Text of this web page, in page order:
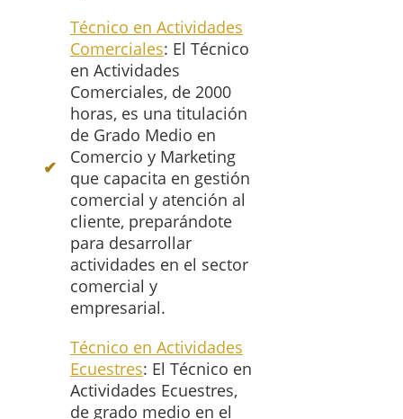
Técnico en Actividades
Comerciales: El Técnico
en Actividades
Comerciales, de 2000
horas, es una titulación
de Grado Medio en
Comercio y Marketing
que capacita en gestión
comercial y atención al
cliente, preparándote
para desarrollar
actividades en el sector
comercial y
empresarial.
Técnico en Actividades
Ecuestres: El Técnico en
Actividades Ecuestres,
de grado medio en el